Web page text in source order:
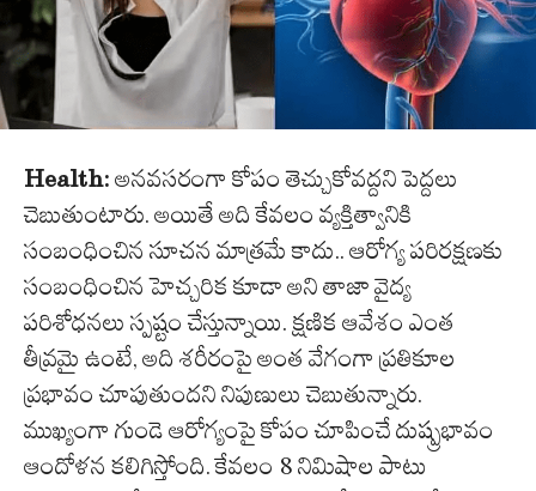
Health: అనవసరంగా కోపం తెచ్చుకోవద్దని పెద్దలు
చెబుతుంటారు. అయితే అది కేవలం వ్యక్తిత్వానికి
సంబంధించిన సూచన మాత్రమే కాదు.. ఆరోగ్య పరిరక్షణకు
సంబంధించిన హెచ్చరిక కూడా అని తాజా వైద్య
పరిశోధనలు స్పష్టం చేస్తున్నాయి. క్షణిక ఆవేశం ఎంత
తీవ్రమై ఉంటే, అది శరీరంపై అంత వేగంగా ప్రతికూల
ప్రభావం చూపుతుందని నిపుణులు చెబుతున్నారు.
ముఖ్యంగా గుండె ఆరోగ్యంపై కోపం చూపించే దుష్ప్రభావం
ఆందోళన కలిగిస్తోంది. కేవలం 8 నిమిషాల పాటు